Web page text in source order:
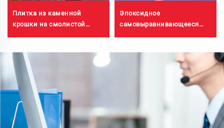
Плитка из каменной
крошки на смолистой
выраженной текстурой,
кристаллический камень,
каменный ковер для
коммерческого и жилого
строительства
Эпоксидное
самовыравнивающееся
промышленных и элитных